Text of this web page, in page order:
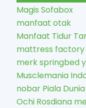
Magis Sofabox
manfaat otak
Manfaat Tidur
mattress factory
merk springbed
Musclemania
nobar Piala Dunia
Ochi Rosdiana